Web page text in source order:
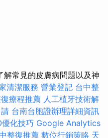
常見的皮膚病問題以及神
清潔服務 營業登記 台中整
療程推薦 人工植牙技術解
台南台胞證辦理詳細資訊
化技巧 Google Analytics
整復推薦 數位行銷策略 天